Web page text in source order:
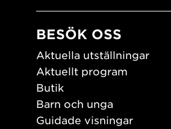
BESÖK OSS
Aktuella utställningar
Aktuellt program
Butik
Barn och unga
Guidade visningar